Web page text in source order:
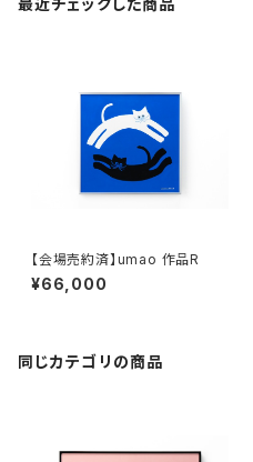
最近チェックした商品
【会場売約済】umao 作品R
¥66,000
同じカテゴリの商品